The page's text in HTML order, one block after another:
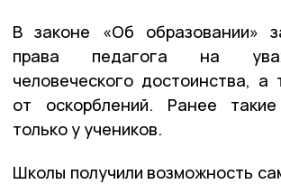
В законе «Об образовании»
права педагога на
человеческого достоинства, а
от оскорблений. Ранее
только у учеников.
Школы получили возможность